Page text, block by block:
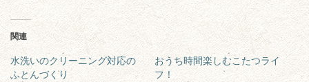
関連
水洗いのクリーニング対応の
ふとんづくり
おうち時間楽しむこたつライ
フ！